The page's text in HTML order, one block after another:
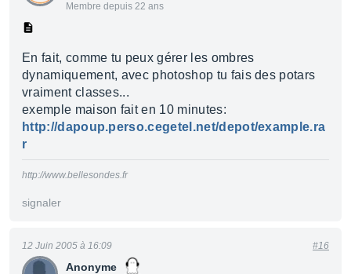
Membre depuis 22 ans
En fait, comme tu peux gérer les ombres
dynamiquement, avec photoshop tu fais des potars
vraiment classes...
exemple maison fait en 10 minutes:
http://dapoup.perso.cegetel.net/depot/example.ra
r
http://www.bellesondes.fr
signaler
Anonyme
12 Juin 2005 à 16:09 #16